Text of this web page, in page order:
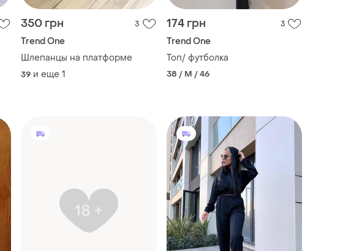
350 грн 3
Trend One
Шлепанцы на платформе
39 и еще 1
174 грн 3
Trend One
Топ/ футболка
38 / M / 46